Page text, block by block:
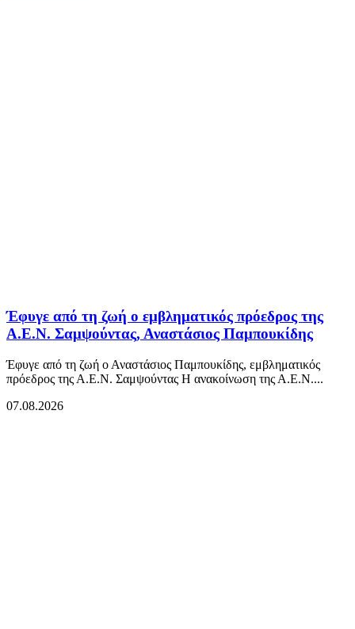
Έφυγε από τη ζωή ο εμβληματικός πρόεδρος της
Α.Ε.Ν. Σαμψούντας, Αναστάσιος Παμπουκίδης
Έφυγε από τη ζωή ο Αναστάσιος Παμπουκίδης, εμβληματικός
πρόεδρος της Α.Ε.Ν. Σαμψούντας Η ανακοίνωση της Α.Ε.Ν....
07.08.2026